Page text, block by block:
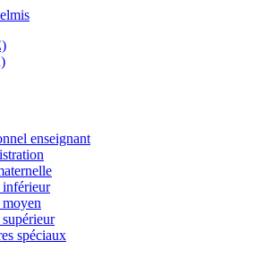
enseignant
inférieur
spéciaux